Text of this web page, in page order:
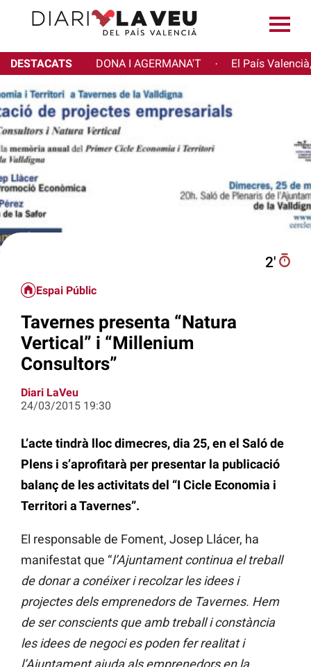
DESTACATS DONA I AGERMANA'T · El País
2′
Espai Públic
Tavernes presenta “Natura
Vertical” i “Millenium
Consultors”
Diari LaVeu
24/03/2015 19:30
L’acte tindrà lloc dimecres, dia 25, en el Saló de
Plens i s’aprofitarà per presentar la publicació
balanç de les activitats del “I Cicle Economia i
Territori a Tavernes”.
El responsable de Foment, Josep Llácer, ha
manifestat que “l’Ajuntament continua el treball
de donar a conéixer i recolzar les idees i
projectes dels emprenedors de Tavernes. Hem
de ser conscients que amb treball i constància
les idees de negoci es poden fer realitat i
l’Ajuntament ajuda als emprenedors en la